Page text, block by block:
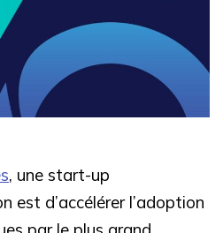
, une start-up
est d’accélérer l’adoption